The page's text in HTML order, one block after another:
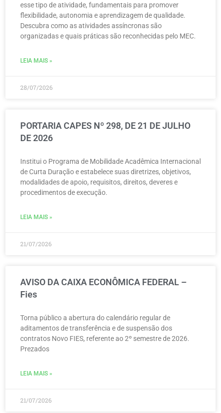
esse tipo de atividade, fundamentais para promover
flexibilidade, autonomia e aprendizagem de qualidade.
Descubra como as atividades assíncronas são
organizadas e quais práticas são reconhecidas pelo MEC.
LEIA MAIS »
28/07/2026
PORTARIA CAPES Nº 298, DE 21 DE JULHO
DE 2026
Institui o Programa de Mobilidade Acadêmica Internacional
de Curta Duração e estabelece suas diretrizes, objetivos,
modalidades de apoio, requisitos, direitos, deveres e
procedimentos de execução.
LEIA MAIS »
21/07/2026
AVISO DA CAIXA ECONÔMICA FEDERAL –
Fies
Torna público a abertura do calendário regular de
aditamentos de transferência e de suspensão dos
contratos Novo FIES, referente ao 2º semestre de 2026.
Prezados
LEIA MAIS »
21/07/2026